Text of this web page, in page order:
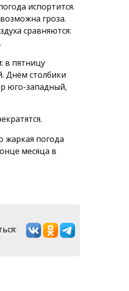
испортится.
гроза.
сравняются:
в пятницу
Днём столбики
юго-западный,
жаркая погода
месяца в